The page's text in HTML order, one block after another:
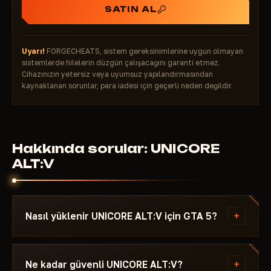
SATIN AL
Uyarı! FORGECHEATS, sistem gereksinimlerine uygun olmayan
sistemlerde hilelerin düzgün çalışacağını garanti etmez.
Cihazınızın yetersiz veya uyumsuz yapılandırmasından
kaynaklanan sorunlar, para iadesi için geçerli neden değildir.
Hakkında sorular: UNICORE
ALT:V
Nasıl yüklenir UNICORE ALT:V için GTA 5? +
Ödeme sonrası indirme bağlantısı ve şuna özel
talimat alırsın: GTA 5 - gerekli Windows sürümü,
Ne kadar güvenli UNICORE ALT:V? +